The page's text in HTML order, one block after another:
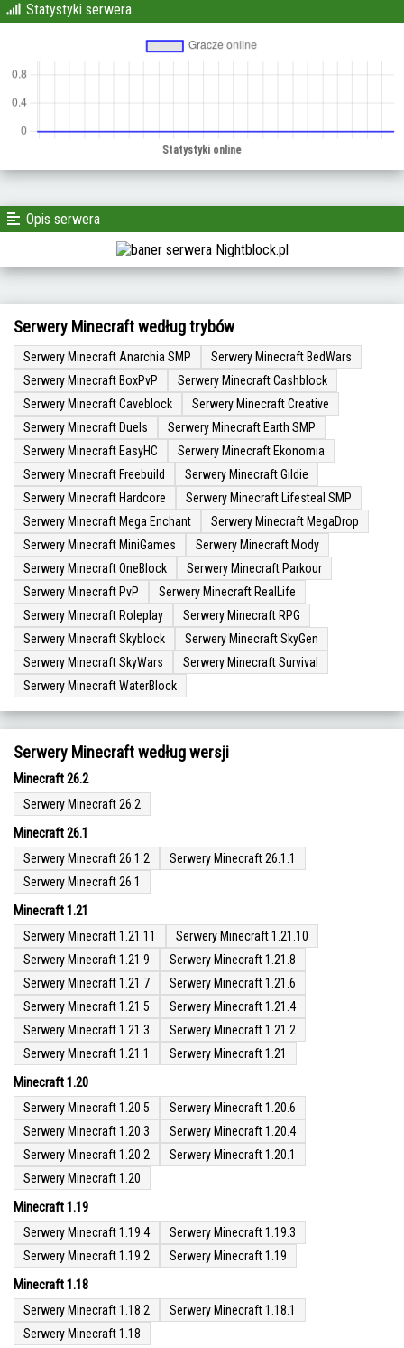
Statystyki serwera
Opis serwera
Serwery Minecraft według trybów
Serwery Minecraft Anarchia SMP
Serwery Minecraft BedWars
Serwery Minecraft BoxPvP
Serwery Minecraft Cashblock
Serwery Minecraft Caveblock
Serwery Minecraft Creative
Serwery Minecraft Duels
Serwery Minecraft Earth SMP
Serwery Minecraft EasyHC
Serwery Minecraft Ekonomia
Serwery Minecraft Freebuild
Serwery Minecraft Gildie
Serwery Minecraft Hardcore
Serwery Minecraft Lifesteal SMP
Serwery Minecraft Mega Enchant
Serwery Minecraft MegaDrop
Serwery Minecraft MiniGames
Serwery Minecraft Mody
Serwery Minecraft OneBlock
Serwery Minecraft Parkour
Serwery Minecraft PvP
Serwery Minecraft RealLife
Serwery Minecraft Roleplay
Serwery Minecraft RPG
Serwery Minecraft Skyblock
Serwery Minecraft SkyGen
Serwery Minecraft SkyWars
Serwery Minecraft Survival
Serwery Minecraft WaterBlock
Serwery Minecraft według wersji
Minecraft 26.2
Serwery Minecraft 26.2
Minecraft 26.1
Serwery Minecraft 26.1.2
Serwery Minecraft 26.1.1
Serwery Minecraft 26.1
Minecraft 1.21
Serwery Minecraft 1.21.11
Serwery Minecraft 1.21.10
Serwery Minecraft 1.21.9
Serwery Minecraft 1.21.8
Serwery Minecraft 1.21.7
Serwery Minecraft 1.21.6
Serwery Minecraft 1.21.5
Serwery Minecraft 1.21.4
Serwery Minecraft 1.21.3
Serwery Minecraft 1.21.2
Serwery Minecraft 1.21.1
Serwery Minecraft 1.21
Minecraft 1.20
Serwery Minecraft 1.20.5
Serwery Minecraft 1.20.6
Serwery Minecraft 1.20.3
Serwery Minecraft 1.20.4
Serwery Minecraft 1.20.2
Serwery Minecraft 1.20.1
Serwery Minecraft 1.20
Minecraft 1.19
Serwery Minecraft 1.19.4
Serwery Minecraft 1.19.3
Serwery Minecraft 1.19.2
Serwery Minecraft 1.19
Minecraft 1.18
Serwery Minecraft 1.18.2
Serwery Minecraft 1.18.1
Serwery Minecraft 1.18